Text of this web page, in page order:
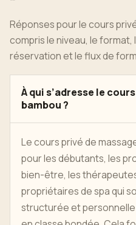
Réponses pour le cours
compris le niveau, le
réservation et le flux de
À qui s’adresse le
bambou ?
Le cours privé de
pour les débutants, les
bien-être, les
propriétaires de spa qui
structurée et